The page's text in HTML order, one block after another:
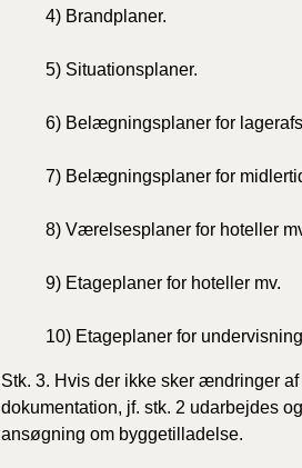
4) Brandplaner.
5) Situationsplaner.
6) Belægningsplaner for
7) Belægningsplaner for
8) Værelsesplaner for hoteller
9) Etageplaner for hoteller mv.
10) Etageplaner for
Stk. 3. Hvis der ikke sker ændringer
dokumentation, jf. stk. 2 udarbejdes
ansøgning om byggetilladelse.